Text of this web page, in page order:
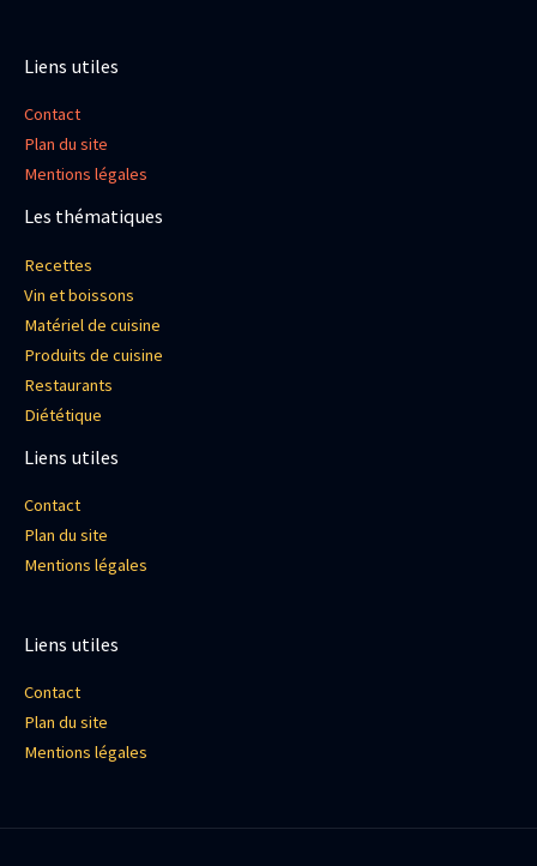
Liens utiles
Contact
Plan du site
Mentions légales
Les thématiques
Recettes
Vin et boissons
Matériel de cuisine
Produits de cuisine
Restaurants
Diététique
Liens utiles
Contact
Plan du site
Mentions légales
Liens utiles
Contact
Plan du site
Mentions légales